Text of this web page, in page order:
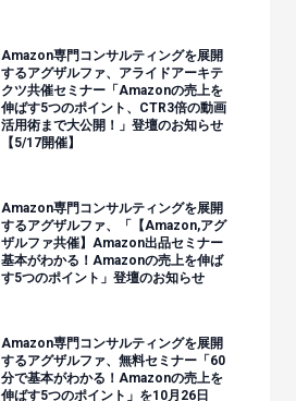
Amazon専門コンサルティングを展開
するアグザルファ、アライドアーキテ
クツ共催セミナー「Amazonの売上を
伸ばす5つのポイント、CTR3倍の動画
活用術まで大公開！」登壇のお知らせ
【5/17開催】
Amazon専門コンサルティングを展開
するアグザルファ、「【Amazon,アグ
ザルファ共催】Amazon出品セミナー
基本がわかる！Amazonの売上を伸ば
す5つのポイント」登壇のお知らせ
Amazon専門コンサルティングを展開
するアグザルファ、無料セミナー「60
分で基本がわかる！Amazonの売上を
伸ばす5つのポイント」を10月26日